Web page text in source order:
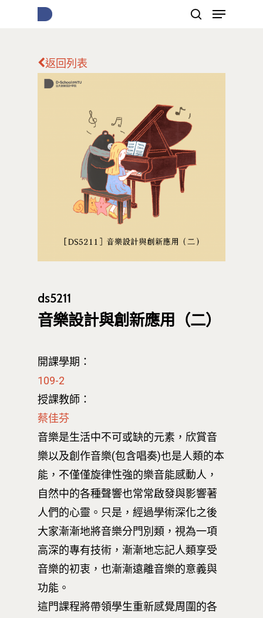
按下Enter開始搜尋，或Esc關閉跳窗
返回列表
ds5211
音樂設計與創新應用（二）
開課學期：
109-2
授課教師：
蔡佳芬
音樂是生活中不可或缺的元素，欣賞音
樂以及創作音樂(包含唱奏)也是人類的本
能，不僅僅旋律性強的樂音能感動人，
自然中的各種聲響也常常啟發與影響著
人們的心靈。只是，經過學術深化之後
大家漸漸地將音樂分門別類，視為一項
高深的專有技術，漸漸地忘記人類享受
音樂的初衷，也漸漸遠離音樂的意義與
功能。
這門課程將帶領學生重新感覺周圍的各